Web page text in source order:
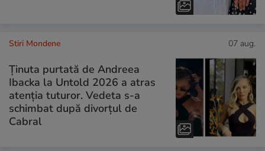
Stiri Mondene 07 aug.
Ținuta purtată de Andreea
Ibacka la Untold 2026 a atras
atenția tuturor. Vedeta s-a
schimbat după divorțul de
Cabral